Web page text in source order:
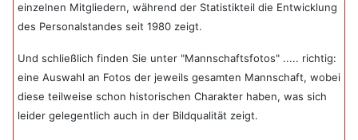
einzelnen Mitgliedern, während der Statistikteil die Entwicklung
des Personalstandes seit 1980 zeigt.
Und schließlich finden Sie unter "Mannschaftsfotos" ..... richtig:
eine Auswahl an Fotos der jeweils gesamten Mannschaft, wobei
diese teilweise schon historischen Charakter haben, was sich
leider gelegentlich auch in der Bildqualität zeigt.